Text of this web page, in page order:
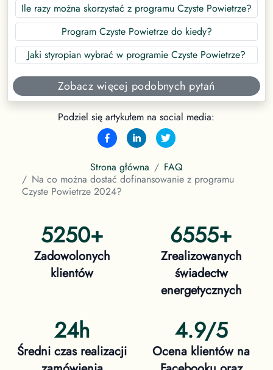
Ile razy można skorzystać z programu Czyste Powietrze?
Program Czyste Powietrze do kiedy?
Jaki styropian wybrać w programie Czyste Powietrze?
Zobacz więcej podobnych pytań
Podziel się artykułem na social media:
Strona główna
FAQ
Na co można dostać dofinansowanie z programu
Czyste Powietrze 2024?
5250+
Zadowolonych
klientów
6555+
Zrealizowanych
świadectw
energetycznych
24h
Średni czas realizacji
4.9/5
Ocena klientów na